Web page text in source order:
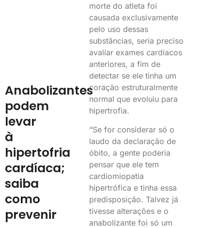
Anabolizantes
podem
levar
à
hipertofria
cardíaca;
saiba
como
prevenir
morte do atleta foi
causada exclusivamente
pelo uso dessas
substâncias, seria preciso
avaliar exames cardíacos
anteriores, a fim de
detectar se ele tinha um
coração estruturalmente
normal que evoluiu para
hipertrofia.
“Se for considerar só o
laudo da declaração de
óbito, a gente poderia
pensar que ele tem
cardiomiopatia
hipertrófica e tinha essa
predisposição. Talvez já
tivesse alterações e o
anabolizante foi só um